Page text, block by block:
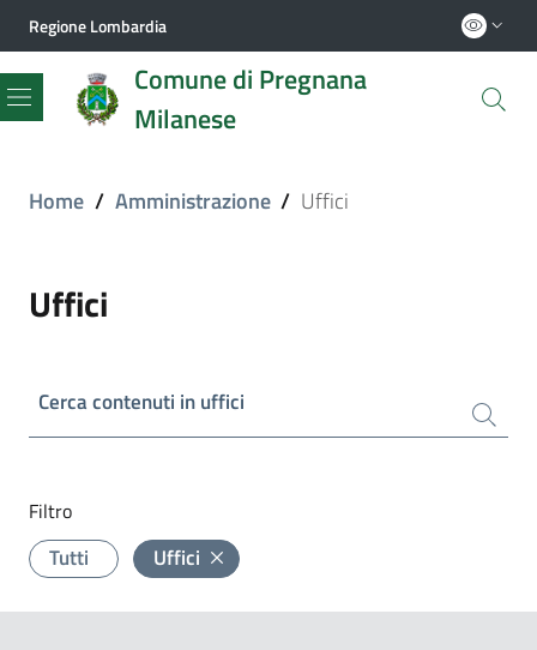
Regione Lombardia
Comune di Pregnana
Milanese
Menu
Home / Amministrazione / Uffici
Uffici
Cerca contenuti in uffici
Filtro
Tutti Uffici